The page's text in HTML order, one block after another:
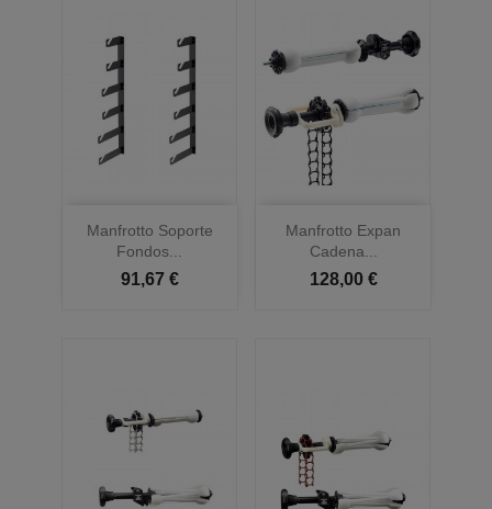
Manfrotto Soporte
Fondos...
91,67 €
Manfrotto Expan
Cadena...
128,00 €